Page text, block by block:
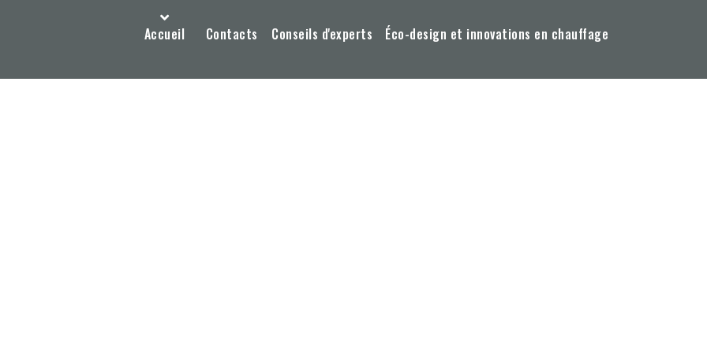
Accueil Contacts Conseils d'experts Éco-design et innovations en chauffage